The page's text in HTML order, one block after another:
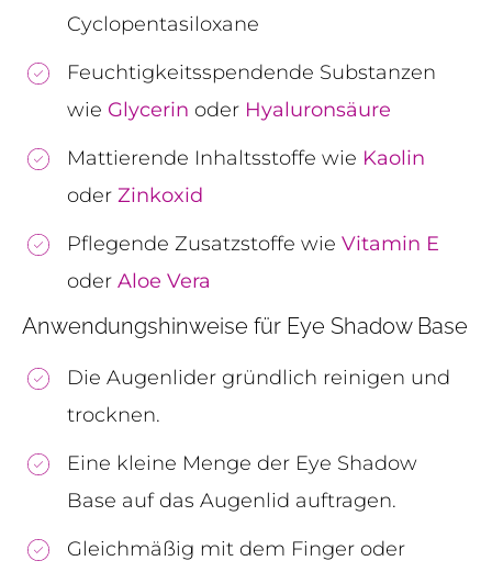
Cyclopentasiloxane
Feuchtigkeitsspendende Substanzen
wie Glycerin oder Hyaluronsäure
Mattierende Inhaltsstoffe wie Kaolin
oder Zinkoxid
Pflegende Zusatzstoffe wie Vitamin E
oder Aloe Vera
Anwendungshinweise für Eye Shadow Base
Die Augenlider gründlich reinigen und
trocknen.
Eine kleine Menge der Eye Shadow
Base auf das Augenlid auftragen.
Gleichmäßig mit dem Finger oder